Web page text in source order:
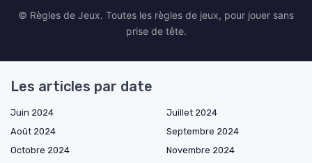
© Règles de Jeux. Toutes les règles de jeux, pour jouer sans
prise de tête.
Les articles par date
Juin 2024
Juillet 2024
Août 2024
Septembre 2024
Octobre 2024
Novembre 2024